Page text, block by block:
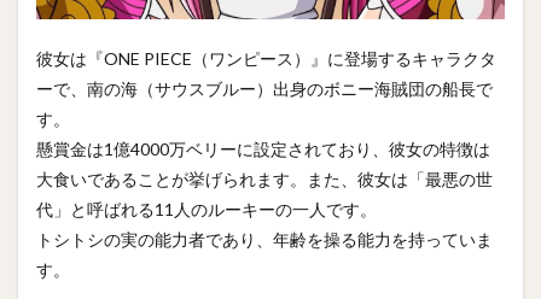
彼女は『ONE PIECE（ワンピース）』に登場するキャラクタ
ーで、南の海（サウスブルー）出身のボニー海賊団の船長で
す。
懸賞金は1億4000万ベリーに設定されており、彼女の特徴は
大食いであることが挙げられます。また、彼女は「最悪の世
代」と呼ばれる11人のルーキーの一人です。
トシトシの実の能力者であり、年齢を操る能力を持っていま
す。